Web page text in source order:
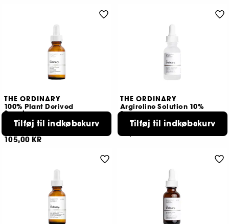
THE ORDINARY
100% Plant Derived
Squalane
Serum
105,00 KR
Tilføj til indkøbskurv
THE ORDINARY
Argireline Solution 10%
Serum
464
89,00 KR
Tilføj til indkøbskurv